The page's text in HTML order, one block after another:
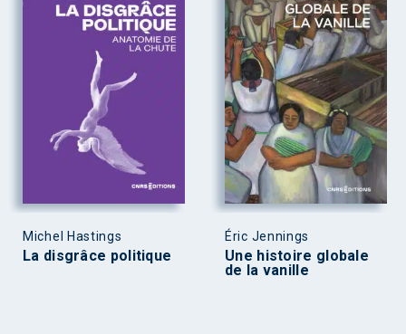
Michel Hastings
La disgrâce politique
Éric Jennings
Une histoire globale
de la vanille